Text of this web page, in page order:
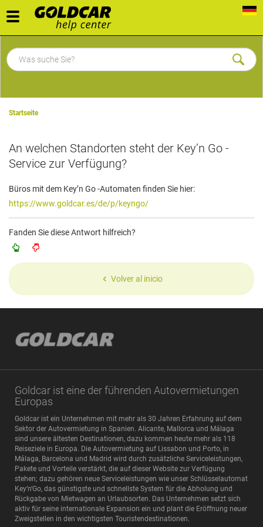
Toggle
navigation
Startseite
An welchen Standorten steht der Key’n Go -
Service zur Verfügung?
Büros mit dem Key’n Go -Automaten finden Sie hier:
https://www.goldcar.es/de/p/keyngo/
Fanden Sie diese Antwort hilfreich?
Volver al inicio
Goldcar ist eine der führenden Autovermietungen
Europas
Goldcar ist ein Unternehmen mit mehr als 30 Jahren Erfahrung auf dem
Sektor der Autovermietung in Spanien. Alicante, Mallorca und Málaga
sind unsere ältesten Destinationen, dazu kommen heute mehr als 118
Reiseziele in Europa. Die Autovermietung auf Lissabon und Porto, in
Málaga, Barcelona und Madrid wird durch zusätzliche Serviceleistungen,
Pakete und Vorteile verstärkt, die auf dieser Website zur Verfügung
stehen; dazu gehören neue Serviceleistungen wie unser Schlüsselautomat
Key‘n‘Go, das günstigste und schnellste System für die Abholung und
Rückgabe von Mietwagen an Urlaubsorten. Das Unternehmen setzt sich
aktiv für seine internationale Expansion ein und plant die Eröffnung neuer
Zweigstellen in den wichtigsten Touristendestinationen.